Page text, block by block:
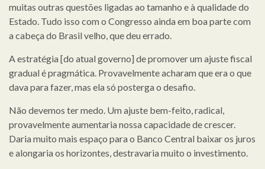
muitas outras questões ligadas ao tamanho e à qualidade do
Estado. Tudo isso com o Congresso ainda em boa parte com
a cabeça do Brasil velho, que deu errado.
A estratégia [do atual governo] de promover um ajuste fiscal
gradual é pragmática. Provavelmente acharam que era o que
dava para fazer, mas ela só posterga o desafio.
Não devemos ter medo. Um ajuste bem-feito, radical,
provavelmente aumentaria nossa capacidade de crescer.
Daria muito mais espaço para o Banco Central baixar os juros
e alongaria os horizontes, destravaria muito o investimento.